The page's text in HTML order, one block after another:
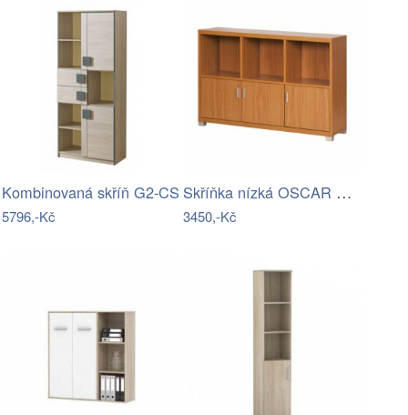
Kombinovaná skříň G2-CS
5796,-Kč
Skříňka nízká OSCAR C04 Tempo Kondela
3450,-Kč